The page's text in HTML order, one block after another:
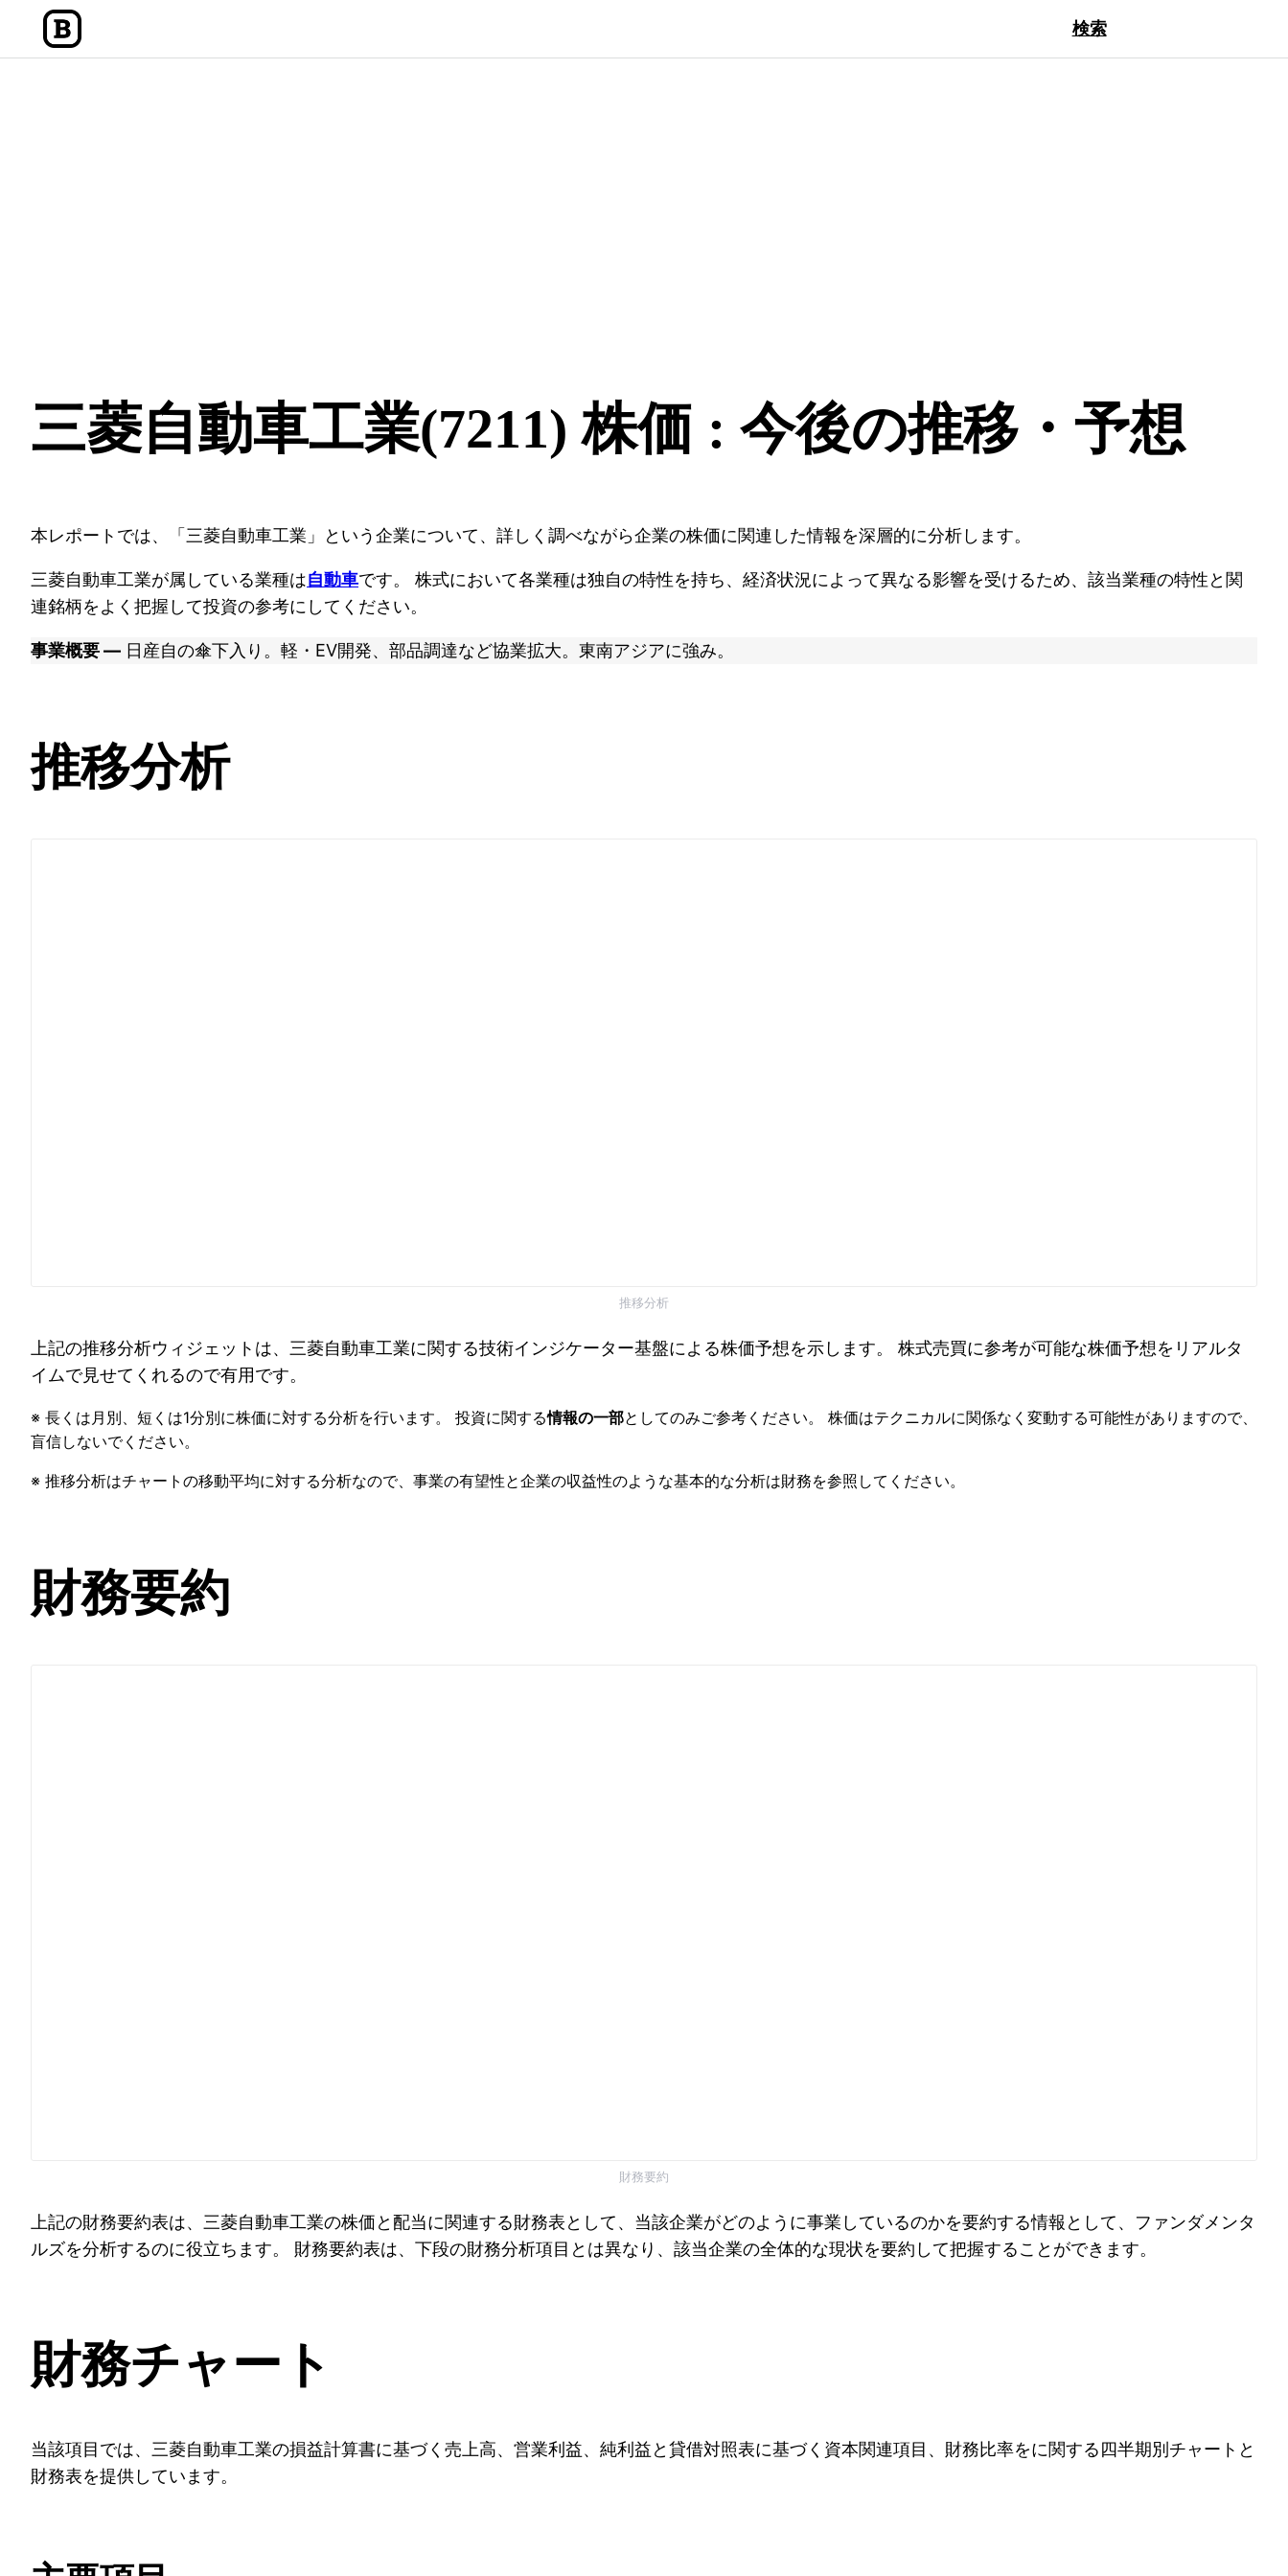
検索
三菱自動車工業(7211) 株価 : 今後の推移・予想
本レポートでは、「三菱自動車工業」という企業について、詳しく調べながら企業の株価に関連した情報を深層的に分析します。
三菱自動車工業が属している業種は自動車です。 株式において各業種は独自の特性を持ち、経済状況によって異なる影響を受けるため、該当業種の特性と関
連銘柄をよく把握して投資の参考にしてください。
事業概要 ― 日産自の傘下入り。軽・EV開発、部品調達など協業拡大。東南アジアに強み。
推移分析
推移分析
上記の推移分析ウィジェットは、三菱自動車工業に関する技術インジケーター基盤による株価予想を示します。 株式売買に参考が可能な株価予想をリアルタ
イムで見せてくれるので有用です。
※ 長くは月別、短くは1分別に株価に対する分析を行います。 投資に関する情報の一部としてのみご参考ください。 株価はテクニカルに関係なく変動する可能性がありますので、
盲信しないでください。
※ 推移分析はチャートの移動平均に対する分析なので、事業の有望性と企業の収益性のような基本的な分析は財務を参照してください。
財務要約
財務要約
上記の財務要約表は、三菱自動車工業の株価と配当に関連する財務表として、当該企業がどのように事業しているのかを要約する情報として、ファンダメンタ
ルズを分析するのに役立ちます。 財務要約表は、下段の財務分析項目とは異なり、該当企業の全体的な現状を要約して把握することができます。
財務チャート
当該項目では、三菱自動車工業の損益計算書に基づく売上高、営業利益、純利益と貸借対照表に基づく資本関連項目、財務比率をに関する四半期別チャートと
財務表を提供しています。